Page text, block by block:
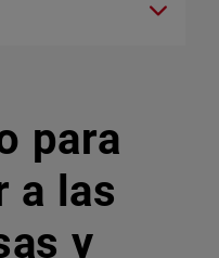
para
a las
y